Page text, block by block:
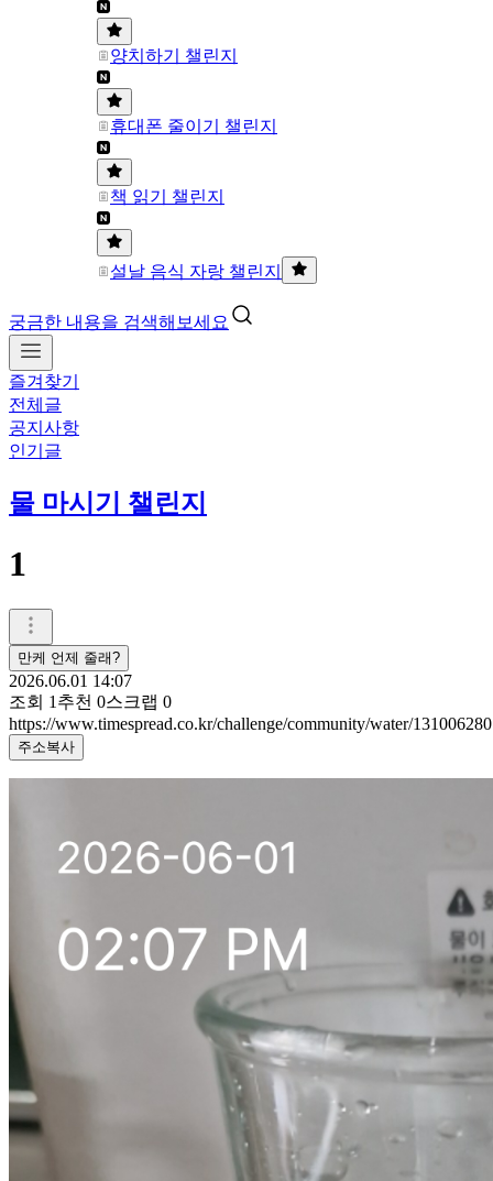
양치하기 챌린지
휴대폰 줄이기 챌린지
책 읽기 챌린지
설날 음식 자랑 챌린지
궁금한 내용을 검색해보세요
즐겨찾기
전체글
공지사항
인기글
물 마시기 챌린지
1
만케 언제 줄래?
2026.06.01 14:07
조회 1 추천 0스크랩 0
https://www.timespread.co.kr/challenge/community/water/131006280
주소복사